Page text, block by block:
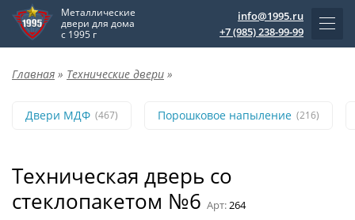
Металлические
двери для дома
с 1995 г
info@1995.ru
+7 (985) 238-99-99
Главная » Технические двери »
Двери МДФ (467) Порошковое напыление (216)
Техническая дверь со
стеклопакетом №6 Арт:264